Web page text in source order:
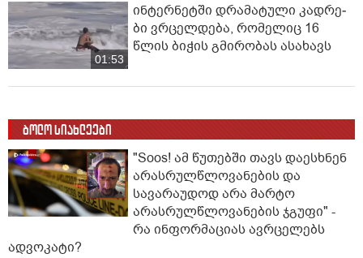
01:53
ინ­ტერ­ნეტ­ში დრა­მა­ტუ­ლი კად­რე­
ბი ვრცელდება, რომელიც 16
წლის ბიჭის გმირობას ასახავს
ბოლო სიახლეები
"Soos! ამ წუთებში თავს დაესხნენ
არასრულწლოვანების და
სავარაუდოდ არა მარტო
არასრულწლოვანების ჯგუფი" -
რა ინფორმაციას ავრცელებს
ადვოკატი?